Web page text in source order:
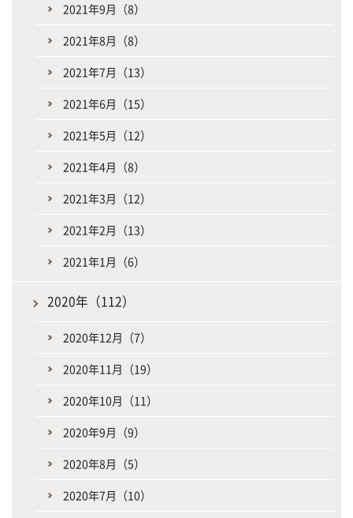
2021年9月（8）
2021年8月（8）
2021年7月（13）
2021年6月（15）
2021年5月（12）
2021年4月（8）
2021年3月（12）
2021年2月（13）
2021年1月（6）
2020年（112）
2020年12月（7）
2020年11月（19）
2020年10月（11）
2020年9月（9）
2020年8月（5）
2020年7月（10）